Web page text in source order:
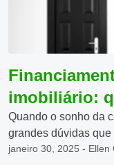
imobiliário:
Quando o sonho da
grandes dúvidas que
janeiro 30, 2025 -